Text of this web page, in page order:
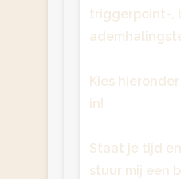
triggerpoint-,
Kies
in!
Staat je tijd
stuur mij een